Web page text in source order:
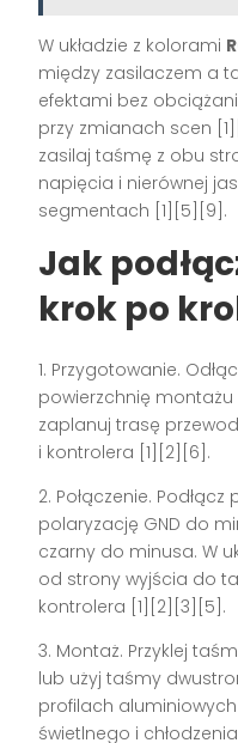
W układzie z kolorami
między zasilaczem a
efektami bez
przy zmianach scen
zasilaj taśmę z obu
napięcia i nierównej
segmentach [1][5][9].
Jak
krok po
1. Przygotowanie.
powierzchnię
zaplanuj trasę
i kontrolera [1][2][6].
2. Połączenie.
polaryzację GND do
czarny do minusa. W
od strony wyjścia do
kontrolera [1][2][3][5].
3. Montaż. Przyklej
lub użyj taśmy
profilach
świetlnego i